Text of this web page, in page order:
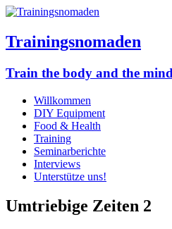
Trainingsnomaden
Train the body and the
Willkommen
DIY Equipment
Food & Health
Training
Seminarberichte
Interviews
Unterstütze uns!
Umtriebige Zeiten 2